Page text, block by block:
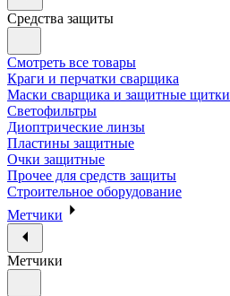
Средства защиты
Смотреть все товары
Краги и перчатки сварщика
Маски сварщика и защитные щитки
Светофильтры
Диоптрические линзы
Пластины защитные
Очки защитные
Прочее для средств защиты
Строительное оборудование
Метчики
Метчики